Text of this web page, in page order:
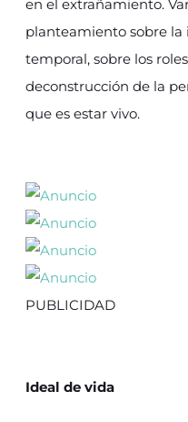
en el extrañamiento.
planteamiento sobre la
temporal, sobre los
deconstrucción de la
que es estar vivo.
PUBLICIDAD
Ideal de vida